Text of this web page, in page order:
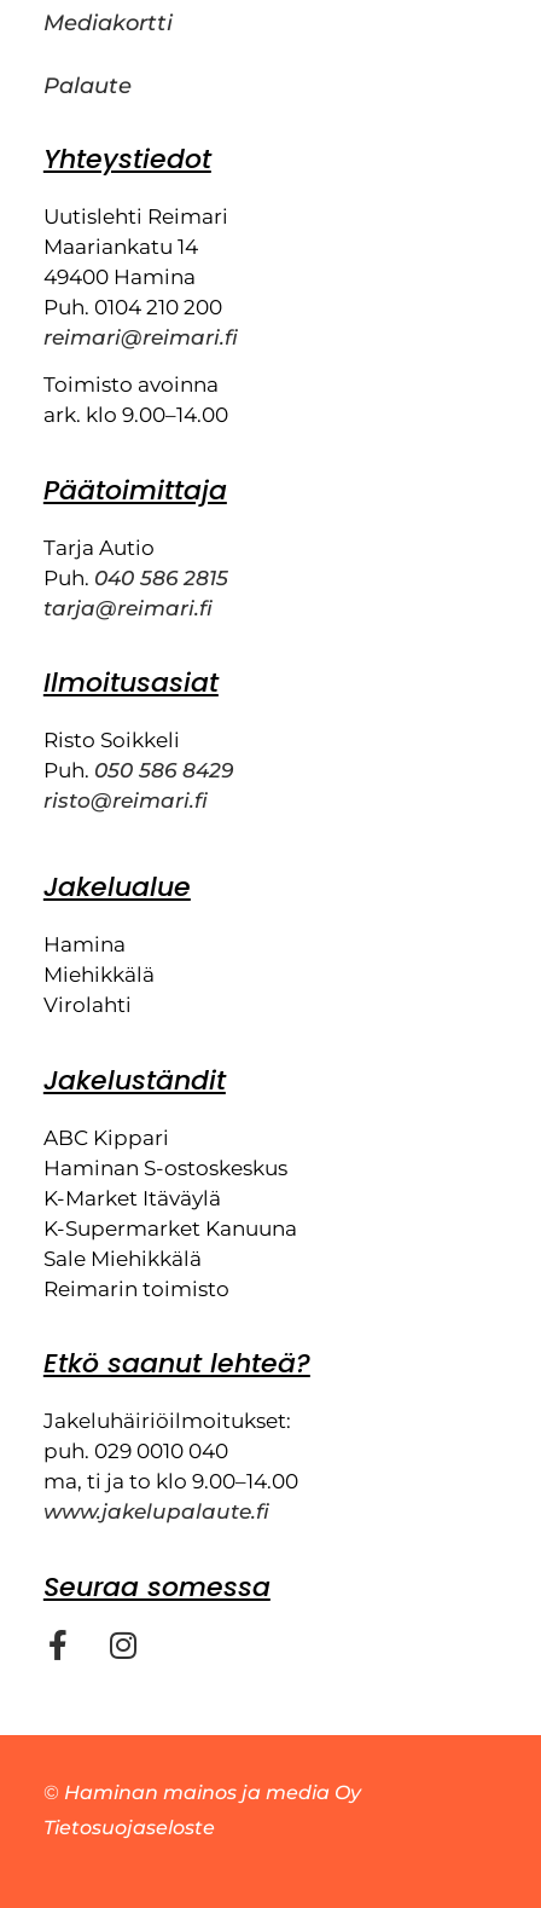
Mediakortti
Palaute
Yhteystiedot
Uutislehti Reimari
Maariankatu 14
49400 Hamina
Puh. 0104 210 200
reimari@reimari.fi
Toimisto avoinna
ark. klo 9.00–14.00
Päätoimittaja
Tarja Autio
Puh. 040 586 2815
tarja@reimari.fi
Ilmoitusasiat
Risto Soikkeli
Puh. 050 586 8429
risto@reimari.fi
Jakelualue
Hamina
Miehikkälä
Virolahti
Jakeluständit
ABC Kippari
Haminan S-ostoskeskus
K-Market Itäväylä
K-Supermarket Kanuuna
Sale Miehikkälä
Reimarin toimisto
Etkö saanut lehteä?
Jakeluhäiriöilmoitukset:
puh. 029 0010 040
ma, ti ja to klo 9.00–14.00
www.jakelupalaute.fi
Seuraa somessa
© Haminan mainos ja media Oy
Tietosuojaseloste